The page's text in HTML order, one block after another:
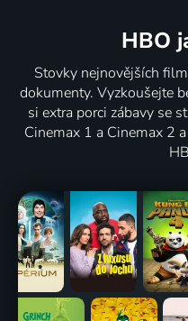
HBO
Stovky nejnovějších
dokumenty. Vyzkoušejte
si extra porci zábavy se
Cinemax 1 a Cinemax 2